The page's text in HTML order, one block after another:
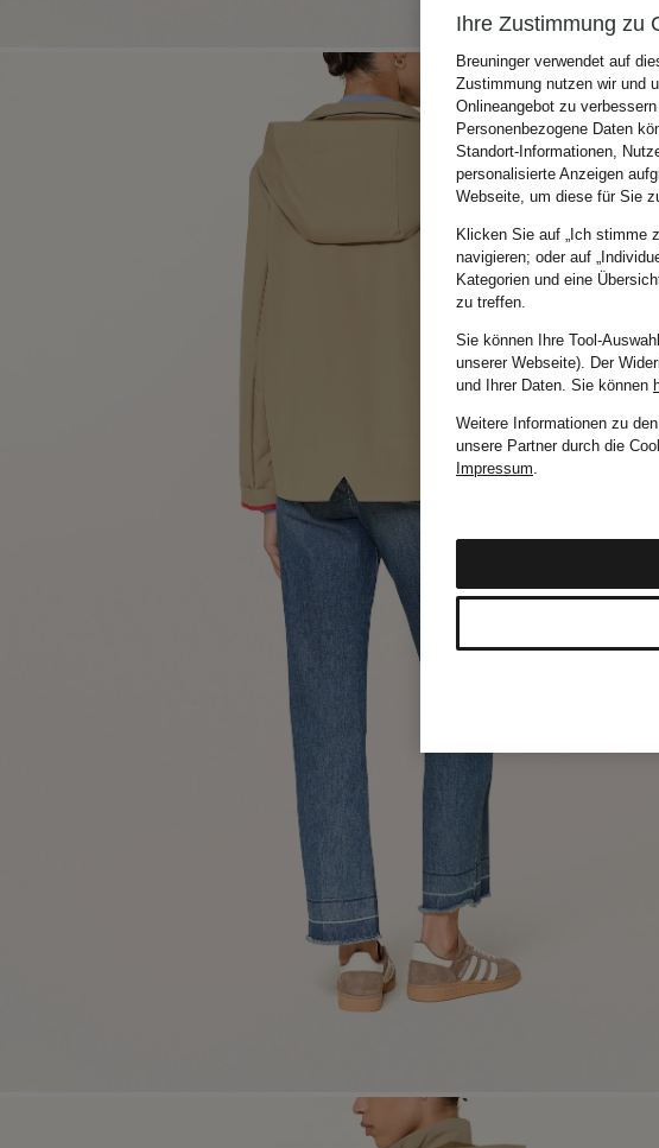
Ihre Zustimmung zu
Breuninger verwendet auf
Zustimmung nutzen wir und
Onlineangebot zu
Personenbezogene Daten
Standort-Informationen,
personalisierte Anzeigen
Webseite, um diese für Sie
Klicken Sie auf „Ich stimme
navigieren; oder auf
Kategorien und eine
zu treffen.
Sie können Ihre Tool-
unserer Webseite). Der
und Ihrer Daten. Sie können
Weitere Informationen zu
unsere Partner durch die
Impressum.